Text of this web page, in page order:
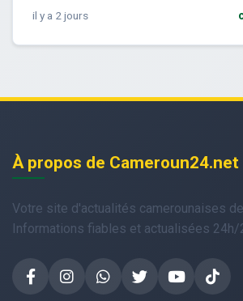
il y a 2 jours
À propos de Cameroun24.net
Votre site d'actualités camerounaises
Informations fiables et actualisées 24h/